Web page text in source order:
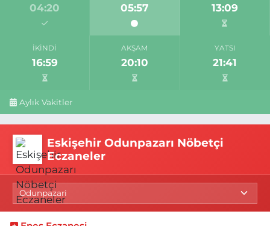
04:20 05:57 13:09
İKINDI
16:59
AKŞAM
20:10
YATSI
21:41
Aylık Vakitler
Eskişehir Odunpazarı Nöbetçi
Eczaneler